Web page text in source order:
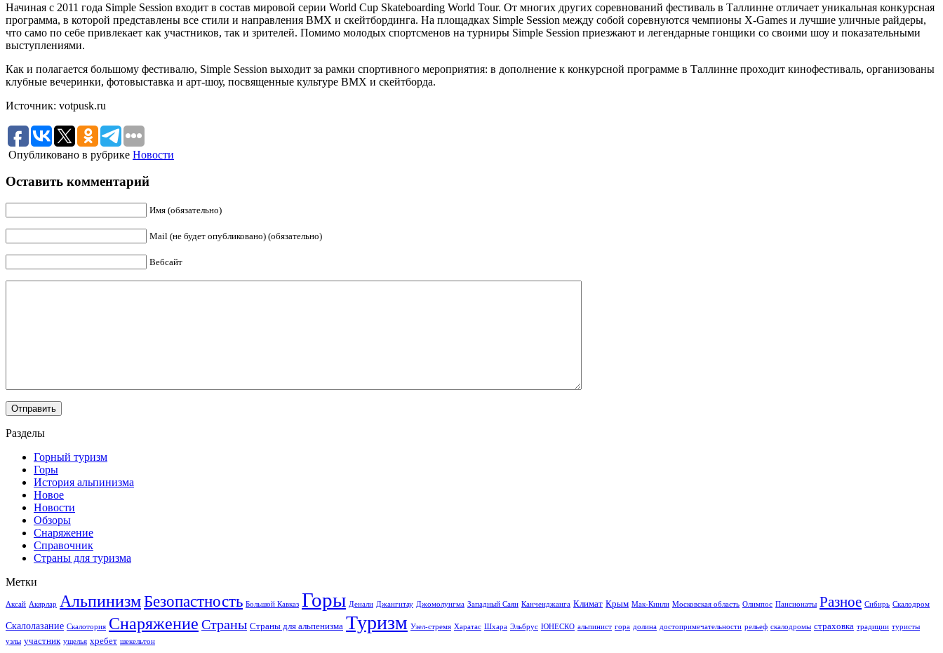
Начиная с 2011 года Simple Session входит в состав мировой серии World Cup Skateboarding World Tour. От многих других соревнований фестиваль в Таллинне отличает уникальная конкурсная
программа, в которой представлены все стили и направления BMX и скейтбординга. На площадках Simple Session между собой соревнуются чемпионы X-Games и лучшие уличные райдеры,
что само по себе привлекает как участников, так и зрителей. Помимо молодых спортсменов на турниры Simple Session приезжают и легендарные гонщики со своими шоу и показательными
выступлениями.
Как и полагается большому фестивалю, Simple Session выходит за рамки спортивного мероприятия: в дополнение к конкурсной программе в Таллинне проходит кинофестиваль, организованы
клубные вечеринки, фотовыставка и арт-шоу, посвященные культуре BMX и скейтборда.
Источник: votpusk.ru
Опубликовано в рубрике Новости
Оставить комментарий
Имя (обязательно)
Mail (не будет опубликовано) (обязательно)
Вебсайт
Разделы
Горный туризм
Горы
История альпинизма
Новое
Новости
Обзоры
Снаряжение
Справочник
Страны для туризма
Метки
Аксай Акярлар АльпинизмБезопастность Большой Кавказ Горы Денали Джангитау Джомолунгма Западный Саян Канченджанга Климат Крым Мак-Кинли Московская область Олимпос Пансионаты Разное Сибирь Скалодром
Скалолазание Скалотория Снаряжение Страны Страны для альпенизма Туризм Узел-стремя Харатас Шхара Эльбрус ЮНЕСКО альпинист гора долина достопримечательности рельеф скалодромы страховка традиции туристы
узлы участник ущелья хребет шекельтон